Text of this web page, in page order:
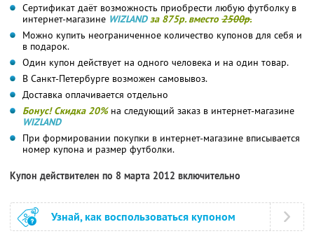
Сертификат даёт возможность приобрести любую футболку в
интернет-магазине WIZLAND за 875р. вместо 2500р.
Можно купить неограниченное количество купонов для себя и
в подарок.
Один купон действует на одного человека и на один товар.
В Санкт-Петербурге возможен самовывоз.
Доставка оплачивается отдельно
Бонус! Скидка 20%на следующий заказ в интернет-магазине
WIZLAND
При формировании покупки в интернет-магазине вписывается
номер купона и размер футболки.
Купон действителен по 8 марта 2012 включительно
Узнай, как воспользоваться купоном